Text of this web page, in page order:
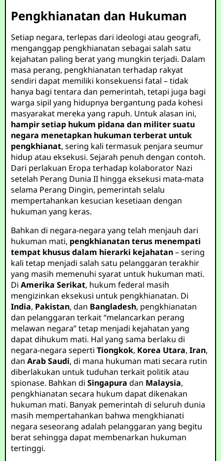
Pengkhianatan dan Hukuman
Setiap negara, terlepas dari ideologi atau geografi,
menganggap pengkhianatan sebagai salah satu
kejahatan paling berat yang mungkin terjadi. Dalam
masa perang, pengkhianatan terhadap rakyat
sendiri dapat memiliki konsekuensi fatal – tidak
hanya bagi tentara dan pemerintah, tetapi juga bagi
warga sipil yang hidupnya bergantung pada kohesi
masyarakat mereka yang rapuh. Untuk alasan ini,
hampir setiap hukum pidana dan militer suatu
negara menetapkan hukuman terberat untuk
pengkhianat, sering kali termasuk penjara seumur
hidup atau eksekusi. Sejarah penuh dengan contoh.
Dari perlakuan Eropa terhadap kolaborator Nazi
setelah Perang Dunia II hingga eksekusi mata-mata
selama Perang Dingin, pemerintah selalu
mempertahankan kesucian kesetiaan dengan
hukuman yang keras.
Bahkan di negara-negara yang telah menjauh dari
hukuman mati, pengkhianatan terus menempati
tempat khusus dalam hierarki kejahatan– sering
kali tetap menjadi salah satu pelanggaran terakhir
yang masih memenuhi syarat untuk hukuman mati.
DiAmerika Serikat, hukum federal masih
mengizinkan eksekusi untuk pengkhianatan. Di
India, Pakistan, dan Bangladesh, pengkhianatan
dan pelanggaran terkait “melancarkan perang
melawan negara” tetap menjadi kejahatan yang
dapat dihukum mati. Hal yang sama berlaku di
negara-negara sepertiTiongkok, Korea Utara,Iran,
danArab Saudi, di mana hukuman mati secara rutin
diberlakukan untuk tuduhan terkait politik atau
spionase. Bahkan diSingapura dan Malaysia,
pengkhianatan secara hukum dapat dikenakan
hukuman mati. Banyak pemerintah di seluruh dunia
masih mempertahankan bahwa mengkhianati
negara seseorang adalah pelanggaran yang begitu
berat sehingga dapat membenarkan hukuman
tertinggi.